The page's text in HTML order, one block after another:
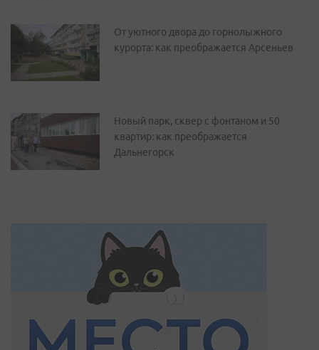
От уютного двора до горнолыжного
курорта: как преображается Арсеньев
Новый парк, сквер с фонтаном и 50
квартир: как преображается
Дальнегорск